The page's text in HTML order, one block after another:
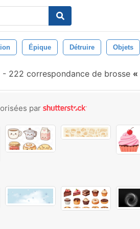
Épique Détruire Objets
- 222 correspondance de brosse
par